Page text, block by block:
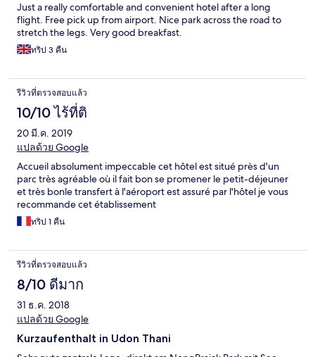
Just a really comfortable and convenient hotel after a long
flight. Free pick up from airport. Nice park across the road to
stretch the legs. Very good breakfast.
ทริป 3 คืน
รีวิวที่ตรวจสอบแล้ว
10/10 ไร้ที่ติ
20 มี.ค. 2019
แปลด้วย Google
Accueil absolument impeccable cet hôtel est situé près d'un
parc très agréable où il fait bon se promener le petit-déjeuner
et très bonle transfert à l'aéroport est assuré par l'hôtel je vous
recommande cet établissement
ทริป 1 คืน
รีวิวที่ตรวจสอบแล้ว
8/10 ดีมาก
31 ธ.ค. 2018
แปลด้วย Google
Kurzaufenthalt in Udon Thani